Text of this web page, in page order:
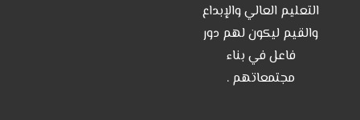
التعليم العالي والإبداع
والقيم ليكون لهم دور
فاعل في بناء
مجتمعاتهم .